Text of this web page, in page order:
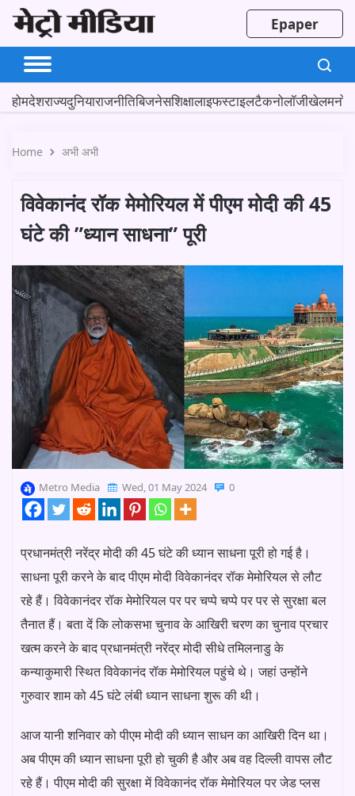
Epaper
होमदेशराज्यदुनियाराजनीतिबिजनेसशिक्षालाइफस्टाइलटैकनोलॉजीखेल
Home अभी अभी
विवेकानंद रॉक मेमोरियल में पीएम मोदी की 45
घंटे की ”ध्यान साधना” पूरी
Metro Media Wed, 01 May 2024 0
प्रधानमंत्री नरेंद्र मोदी की 45 घंटे की ध्यान साधना पूरी हो गई है।
साधना पूरी करने के बाद पीएम मोदी विवेकानंदर रॉक मेमोरियल से लौट
रहे हैं। विवेकानंदर रॉक मेमोरियल पर पर चप्पे चप्पे पर पर से सुरक्षा बल
तैनात हैं। बता दें कि लोकसभा चुनाव के आखिरी चरण का चुनाव प्रचार
खत्म करने के बाद प्रधानमंत्री नरेंद्र मोदी सीधे तमिलनाडु के
कन्याकुमारी स्थित विवेकानंद रॉक मेमोरियल पहुंचे थे। जहां उन्होंने
गुरुवार शाम को 45 घंटे लंबी ध्यान साधना शुरू की थी।
आज यानी शनिवार को पीएम मोदी की ध्यान साधन का आखिरी दिन था।
अब पीएम की ध्यान साधना पूरी हो चुकी है और अब वह दिल्ली वापस लौट
रहे हैं। पीएम मोदी की सुरक्षा में विवेकानंद रॉक मेमोरियल पर जेड प्लस